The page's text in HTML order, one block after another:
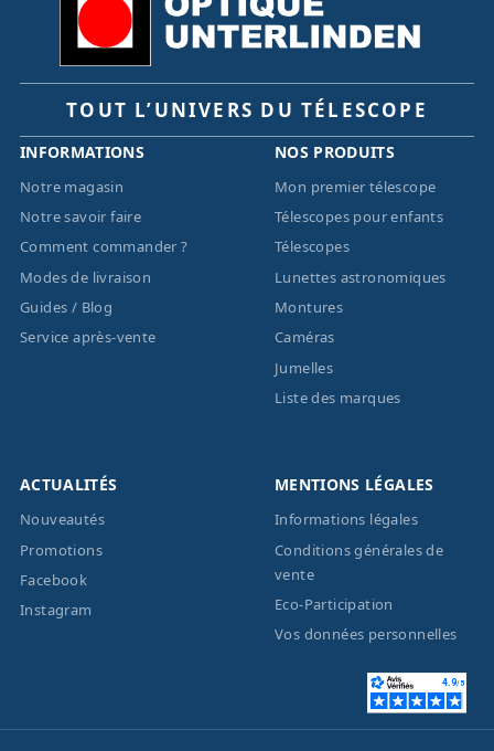
TOUT L’UNIVERS DU TÉLESCOPE
INFORMATIONS
Notre magasin
Notre savoir faire
Comment commander ?
Modes de livraison
Guides / Blog
Service après-vente
NOS PRODUITS
Mon premier télescope
Télescopes pour enfants
Télescopes
Lunettes astronomiques
Montures
Caméras
Jumelles
Liste des marques
ACTUALITÉS
Nouveautés
Promotions
Facebook
Instagram
MENTIONS LÉGALES
Informations légales
Conditions générales de
vente
Eco-Participation
Vos données personnelles